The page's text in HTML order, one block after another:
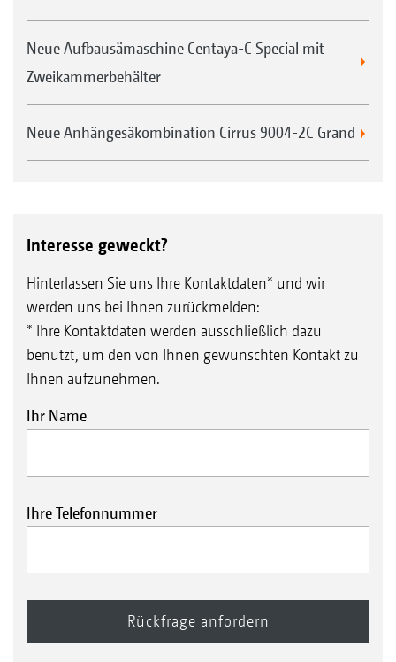
Neue Aufbausämaschine Centaya-C Special mit
Zweikammerbehälter
Neue Anhängesäkombination Cirrus 9004-2C Grand
Interesse geweckt?
Hinterlassen Sie uns Ihre Kontaktdaten* und wir
werden uns bei Ihnen zurückmelden:
* Ihre Kontaktdaten werden ausschließlich dazu
benutzt, um den von Ihnen gewünschten Kontakt zu
Ihnen aufzunehmen.
Ihr Name
Ihre Telefonnummer